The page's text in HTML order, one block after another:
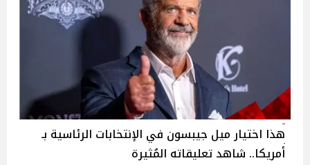
هذا اختيار ميل جيبسون في الإنتخابات الرئاسية بـ
أمريكا.. شاهد تعليقاته المُثيرة